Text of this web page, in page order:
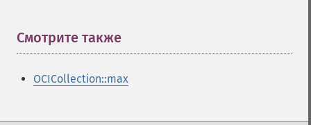
Смотрите также
OCICollection::max